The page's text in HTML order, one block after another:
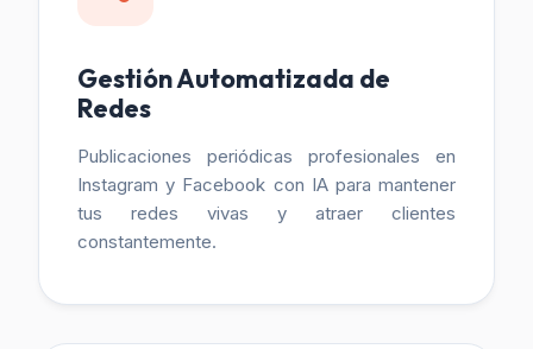
Gestión Automatizada de
Redes
Publicaciones periódicas profesionales en
Instagram y Facebook con IA para mantener
tus redes vivas y atraer clientes
constantemente.